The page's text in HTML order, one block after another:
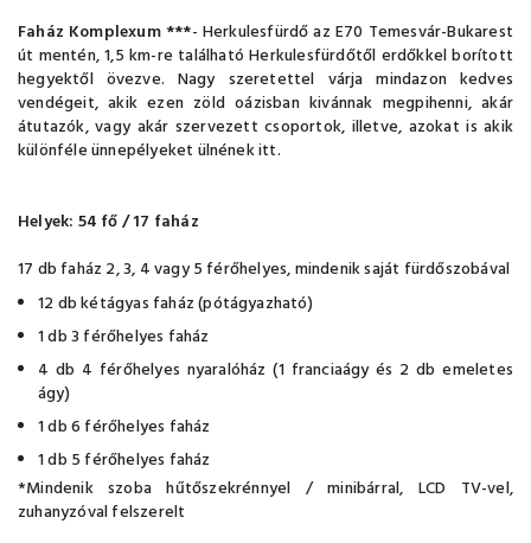
Faház Komplexum ***- Herkulesfürdő az E70 Temesvár-Bukarest
út mentén, 1,5 km-re található Herkulesfürdőtől erdőkkel borított
hegyektől övezve. Nagy szeretettel várja mindazon kedves
vendégeit, akik ezen zöld oázisban kivánnak megpihenni, akár
átutazók, vagy akár szervezett csoportok, illetve, azokat is akik
különféle ünnepélyeket ülnének itt.
Helyek: 54 fő / 17 faház
17 db faház 2, 3, 4 vagy 5 férőhelyes, mindenik saját fürdőszobával
12 db kétágyas faház (pótágyazható)
1 db 3 férőhelyes faház
4 db 4 férőhelyes nyaralóház (1 franciaágy és 2 db emeletes
ágy)
1 db 6 férőhelyes faház
1 db 5 férőhelyes faház
*Mindenik szoba hűtőszekrénnyel / minibárral, LCD TV-vel,
zuhanyzóval felszerelt